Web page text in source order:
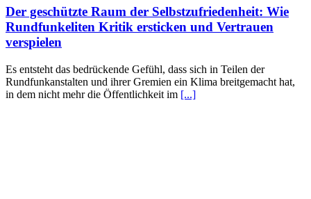
Der geschützte Raum der Selbstzufriedenheit: Wie
Rundfunkeliten Kritik ersticken und Vertrauen
verspielen
Es entsteht das bedrückende Gefühl, dass sich in Teilen der
Rundfunkanstalten und ihrer Gremien ein Klima breitgemacht hat,
in dem nicht mehr die Öffentlichkeit im [...]